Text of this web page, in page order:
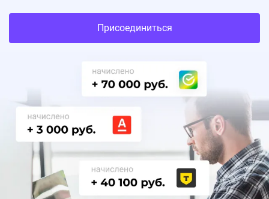
Присоединиться